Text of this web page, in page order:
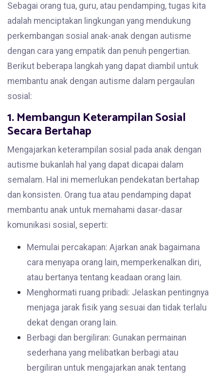
Sebagai orang tua, guru, atau pendamping, tugas kita
adalah menciptakan lingkungan yang mendukung
perkembangan sosial anak-anak dengan autisme
dengan cara yang empatik dan penuh pengertian.
Berikut beberapa langkah yang dapat diambil untuk
membantu anak dengan autisme dalam pergaulan
sosial:
1. Membangun Keterampilan Sosial
Secara Bertahap
Mengajarkan keterampilan sosial pada anak dengan
autisme bukanlah hal yang dapat dicapai dalam
semalam. Hal ini memerlukan pendekatan bertahap
dan konsisten. Orang tua atau pendamping dapat
membantu anak untuk memahami dasar-dasar
komunikasi sosial, seperti:
Memulai percakapan: Ajarkan anak bagaimana
cara menyapa orang lain, memperkenalkan diri,
atau bertanya tentang keadaan orang lain.
Menghormati ruang pribadi: Jelaskan pentingnya
menjaga jarak fisik yang sesuai dan tidak terlalu
dekat dengan orang lain.
Berbagi dan bergiliran: Gunakan permainan
sederhana yang melibatkan berbagi atau
bergiliran untuk mengajarkan anak tentang